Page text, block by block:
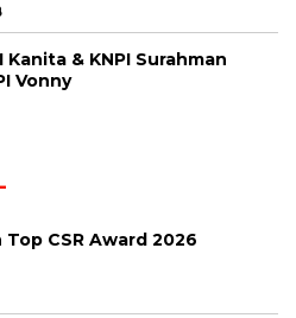
& KNPI Surahman
Vonny
CSR Award 2026